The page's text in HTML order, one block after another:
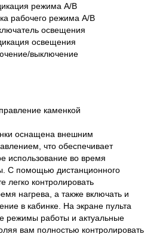
режима A/B
рабочего режима A/B
освещения
освещения
выключение
оснащена внешним
что обеспечивает
использование во время
С помощью дистанционного
легко контролировать
нагрева, а также включать и
в кабинке. На экране пульта
режимы работы и актуальные
вам полностью контролировать